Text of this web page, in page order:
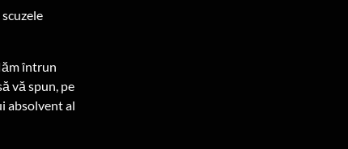
întrun
vă spun, pe
absolvent al